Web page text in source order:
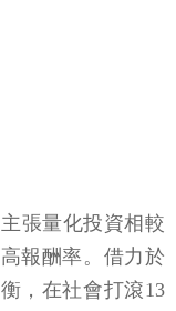
張量化投資相較
報酬率。借力於
，在社會打滾13